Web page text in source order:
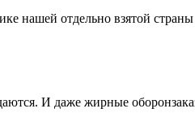
нашей отдельно взятой страны
И даже жирные